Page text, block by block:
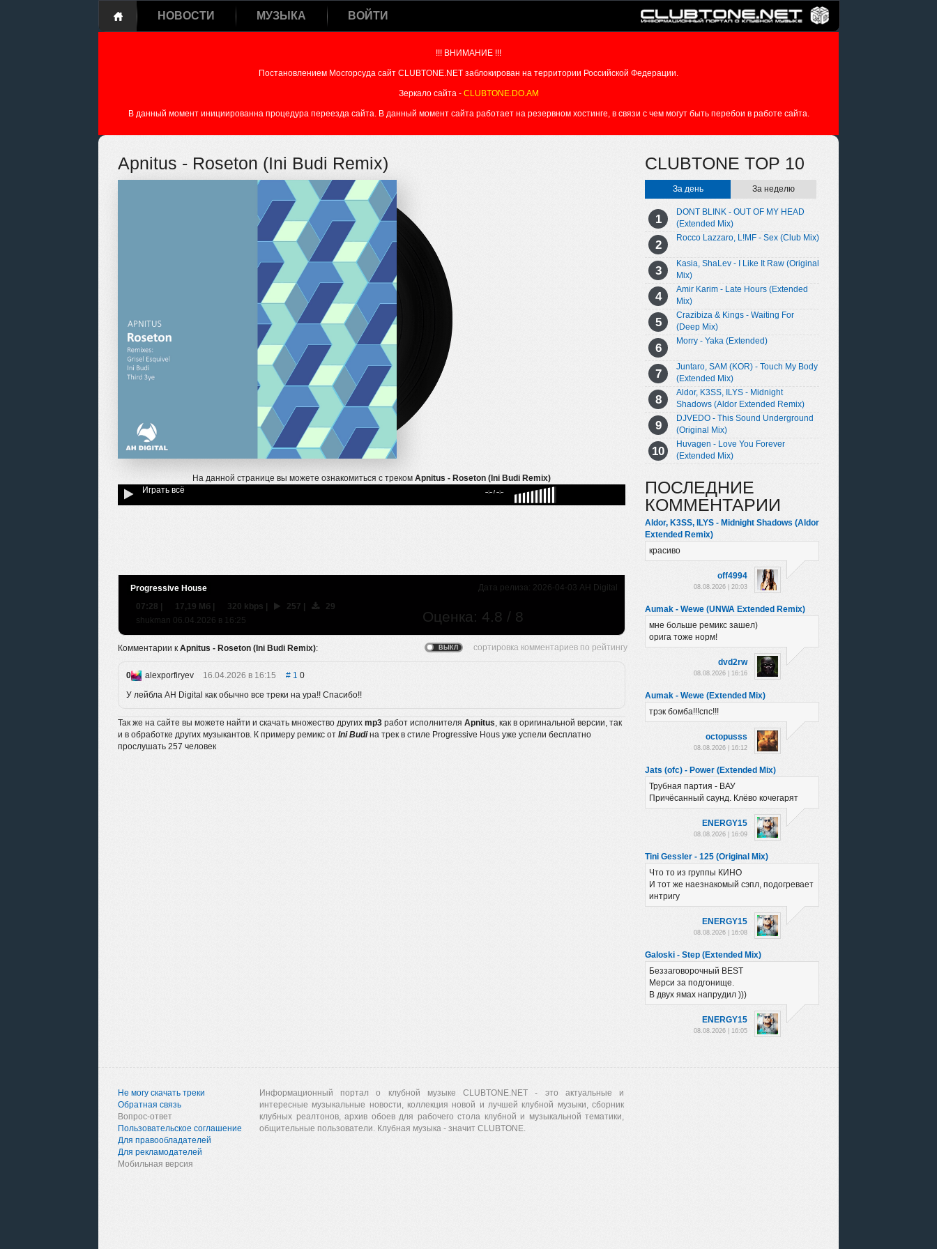
НОВОСТИ МУЗЫКА ВОЙТИ
!!! ВНИМАНИЕ !!!
Постановлением Мосгорсуда сайт CLUBTONE.NET заблокирован на территории Российской Федерации.
Зеркало сайта - CLUBTONE.DO.AM
В данный момент инициированна процедура переезда сайта. В данный момент сайта работает на резервном хостинге, в связи с чем могут быть перебои в работе сайта.
Apnitus - Roseton (Ini Budi Remix)
На данной странице вы можете ознакомиться с треком Apnitus - Roseton (Ini Budi Remix)
Играть всё
--:-- / --:--
Дата релиза: 2026-04-03 AH Digital
Progressive House
Оценка: 4.8 / 8
07:28 | 17,19 Мб | 320 kbps | 257 |
29
shukman 06.04.2026 в 16:25
Комментарии к Apnitus - Roseton (Ini Budi Remix):
0 alexporfiryev 16.04.2026 в 16:15 1 0
У лейбла AH Digital как обычно все треки на ура!! Спасибо!!
Так же на сайте вы можете найти и скачать множество других mp3 работ исполнителя Apnitus, как в оригинальной версии, так
и в обработке других музыкантов. К примеру ремикс от Ini Budiна трек в стиле Progressive Hous уже успели бесплатно
прослушать 257 человек
CLUBTONE TOP 10
За день За неделю
DONT BLINK - OUT OF MY HEAD
(Extended Mix)
Rocco Lazzaro, L!MF - Sex (Club Mix)
Kasia, ShaLev - I Like It Raw (Original
Mix)
Amir Karim - Late Hours (Extended
Mix)
Crazibiza & Kings - Waiting For
(Deep Mix)
Morry - Yaka (Extended)
Juntaro, SAM (KOR) - Touch My Body
(Extended Mix)
Aldor, K3SS, ILYS - Midnight
Shadows (Aldor Extended Remix)
DJVEDO - This Sound Underground
(Original Mix)
Huvagen - Love You Forever
(Extended Mix)
ПОСЛЕДНИЕ
КОММЕНТАРИИ
Aldor, K3SS, ILYS - Midnight Shadows (Aldor
Extended Remix)
красиво
off4994
08.08.2026 | 20:03
Aumak - Wewe (UNWA Extended Remix)
мне больше ремикс зашел)
орига тоже норм!
dvd2rw
08.08.2026 | 16:16
Aumak - Wewe (Extended Mix)
трэк бомба!!!спс!!!
octopusss
08.08.2026 | 16:12
Jats (ofc) - Power (Extended Mix)
Трубная партия - ВАУ
Причёсанный саунд. Клёво кочегарят
ENERGY15
08.08.2026 | 16:09
Tini Gessler - 125 (Original Mix)
Что то из группы КИНО
И тот же наезнакомый сэпл, подогревает
интригу
ENERGY15
08.08.2026 | 16:08
Galoski - Step (Extended Mix)
Беззаговорочный BEST
Мерси за подгонище.
В двух ямах напрудил )))
ENERGY15
08.08.2026 | 16:05
Не могу скачать треки
Обратная связь
Вопрос-ответ
Пользовательское соглашение
Для правообладателей
Для рекламодателей
Мобильная версия
Информационный портал о клубной музыке CLUBTONE.NET - это актуальные и
интересные музыкальные новости, коллекция новой и лучшей клубной музыки, сборник
клубных реалтонов, архив обоев для рабочего стола клубной и музыкальной тематики,
общительные пользователи. Клубная музыка - значит CLUBTONE.